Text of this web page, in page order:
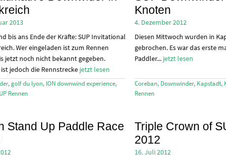
2013
bis ans Ende der Kräfte: SUP Invitational
Wer eingeladen ist zum Rennen
jetzt noch nicht bekannt gegeben.
jedoch die Rennstrecke jetzt lesen
, golf du lyon, ION downwind experience,
Rennen
Knoten
4. Dezember 2012
Diesen Mittwoch wurden in
gebrochen. Es war das erste
Paddler... jetzt lesen
Coreban, Downwinder, Kapstadt,
Rennen
Stand Up Paddle Race
Triple Crown of
2012
16. Juli 2012